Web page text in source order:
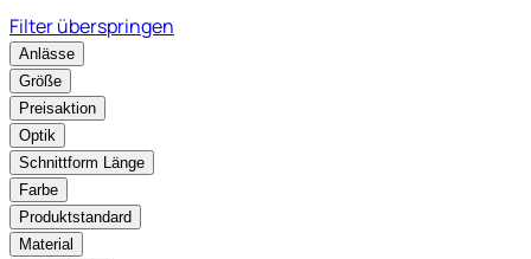
Filter überspringen
Anlässe
Größe
Preisaktion
Optik
Schnittform Länge
Farbe
Produktstandard
Material